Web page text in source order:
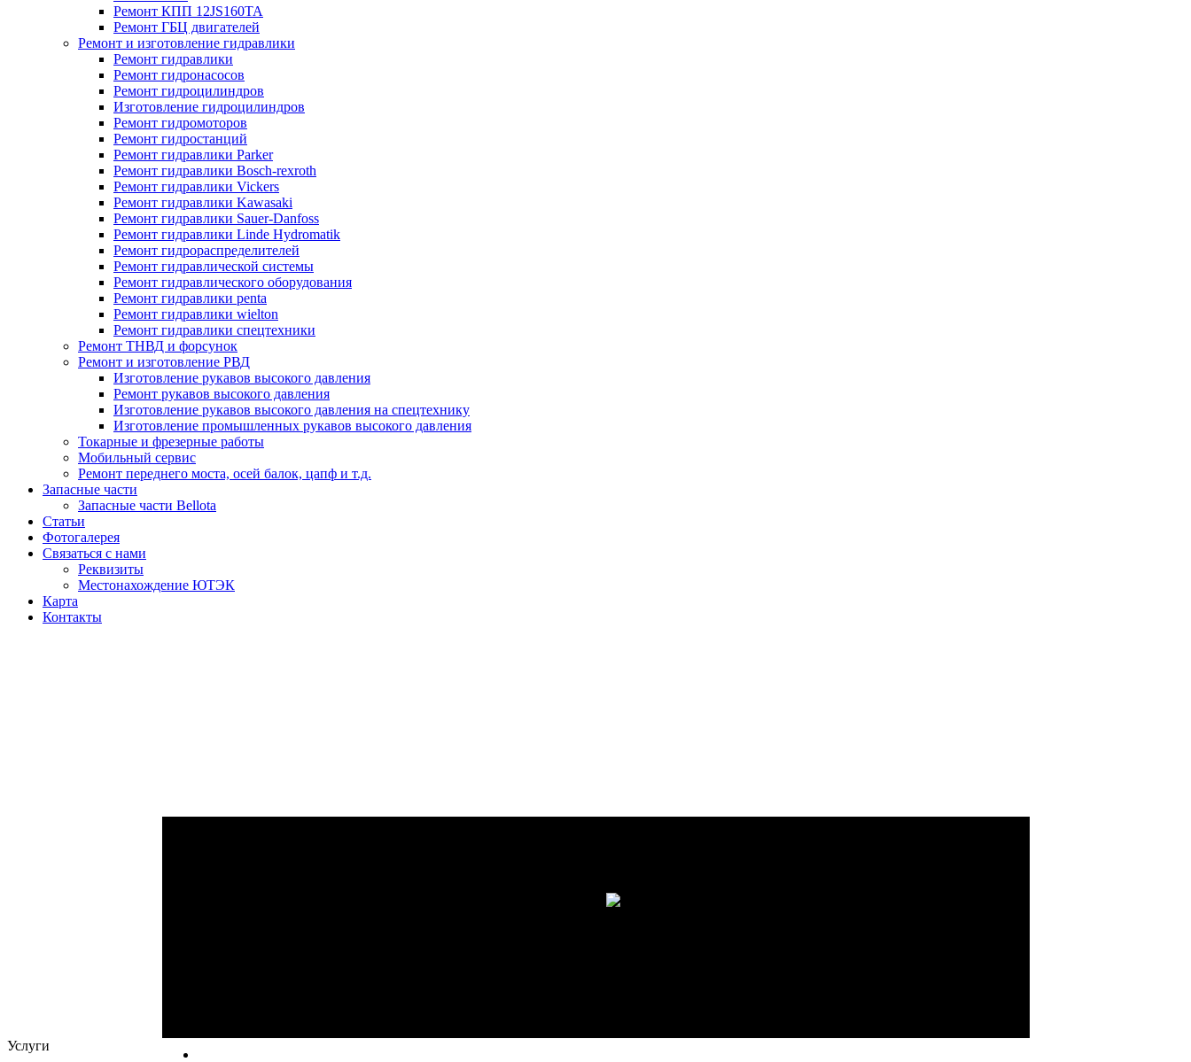
Ремонт КПП 12JS160TA
Ремонт ГБЦ двигателей
Ремонт и изготовление гидравлики
Ремонт гидравлики
Ремонт гидронасосов
Ремонт гидроцилиндров
Изготовление гидроцилиндров
Ремонт гидромоторов
Ремонт гидростанций
Ремонт гидравлики Parker
Ремонт гидравлики Bosch-rexroth
Ремонт гидравлики Vickers
Ремонт гидравлики Kawasaki
Ремонт гидравлики Sauer-Danfoss
Ремонт гидравлики Linde Hydromatik
Ремонт гидрораспределителей
Ремонт гидравлической системы
Ремонт гидравлического оборудования
Ремонт гидравлики penta
Ремонт гидравлики wielton
Ремонт гидравлики спецтехники
Ремонт ТНВД и форсунок
Ремонт и изготовление РВД
Изготовление рукавов высокого давления
Ремонт рукавов высокого давления
Изготовление рукавов высокого давления на спецтехнику
Изготовление промышленных рукавов высокого давления
Токарные и фрезерные работы
Мобильный сервис
Ремонт переднего моста, осей балок, цапф и т.д.
Запасные части
Запасные части Bellota
Статьи
Фотогалерея
Связаться с нами
Реквизиты
Местонахождение ЮТЭК
Карта
Контакты
Услуги